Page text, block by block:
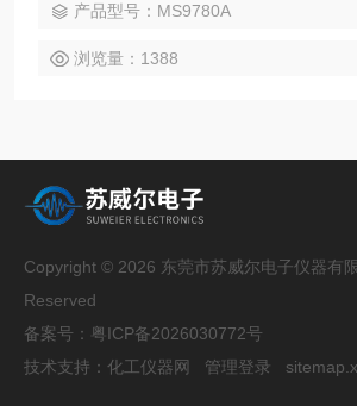
中国台湾固纬、德国惠美、美国吉时利、
科、美国韦夫特克、德国罗德施瓦茨、英
产品型号：MS9780A
浏览量：1388
Copyright © 2026 东莞市苏威尔电子仪器有
Reserved
备案号： 粤ICP备2026030772号
技术支持： 化工仪器网 管理登录